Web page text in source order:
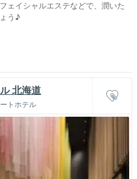
ェイシャルエステなどで、潤いた
う♪
北海道
トホテル